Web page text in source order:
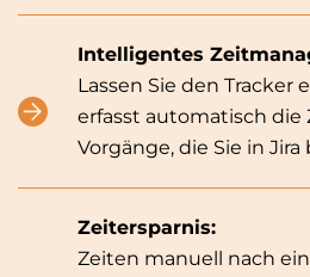
Intelligentes
Lassen Sie den Tracker
erfasst automatisch die
Vorgänge, die Sie in
Zeitersparnis:
Zeiten manuell nach